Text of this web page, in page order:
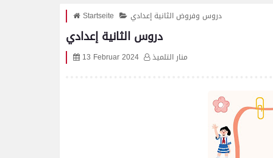
Startseite دروس وفروض الثانية إعدادي
دروس الثانية إعدادي
13 Februar 2024 منار التلميذ